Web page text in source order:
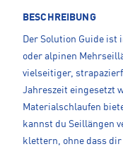
BESCHREIBUNG
Der Solution Guide ist
oder alpinen
vielseitiger,
Jahreszeit eingesetzt
Materialschlaufen
kannst du Seillängen
klettern, ohne dass